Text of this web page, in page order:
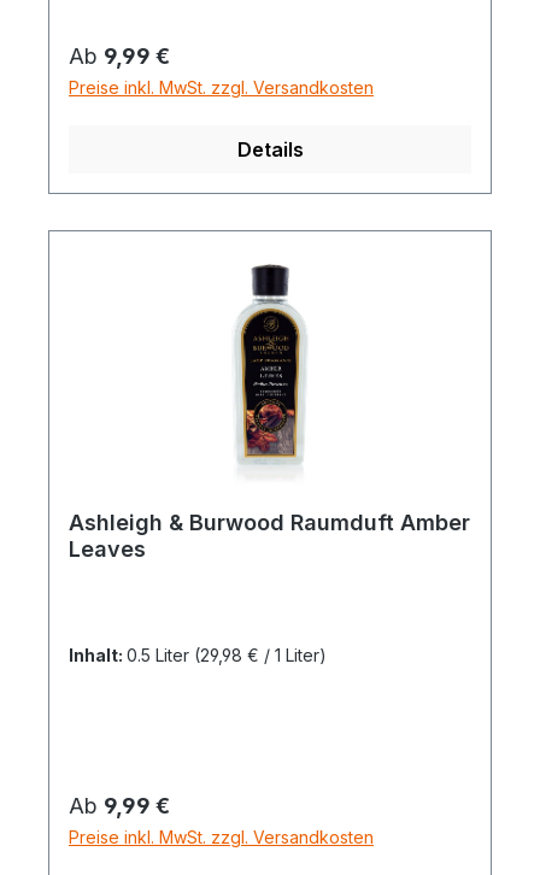
Regulärer Preis:
Ab 9,99 €
Preise inkl. MwSt. zzgl. Versandkosten
Details
Ashleigh & Burwood Raumduft Amber
Leaves
Inhalt: 0.5 Liter (29,98 € / 1 Liter)
Regulärer Preis:
Ab 9,99 €
Preise inkl. MwSt. zzgl. Versandkosten